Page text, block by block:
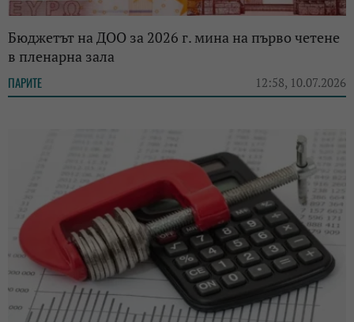
Бюджетът на ДОО за 2026 г. мина на първо четене
в пленарна зала
ПАРИТЕ 12:58, 10.07.2026